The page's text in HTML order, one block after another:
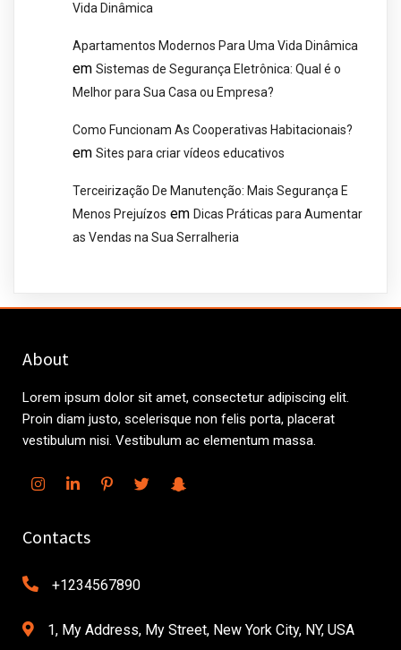
Vida Dinâmica
Apartamentos Modernos Para Uma Vida Dinâmica
em Sistemas de Segurança Eletrônica: Qual é o
Melhor para Sua Casa ou Empresa?
Como Funcionam As Cooperativas Habitacionais?
em Sites para criar vídeos educativos
Terceirização De Manutenção: Mais Segurança E
Menos Prejuízos em Dicas Práticas para Aumentar
as Vendas na Sua Serralheria
About
Lorem ipsum dolor sit amet, consectetur adipiscing elit.
Proin diam justo, scelerisque non felis porta, placerat
vestibulum nisi. Vestibulum ac elementum massa.
Contacts
+1234567890
1, My Address, My Street, New York City, NY, USA